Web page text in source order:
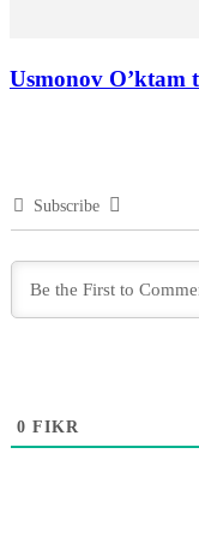
Usmonov O’ktam
Subscribe
0 FIKR